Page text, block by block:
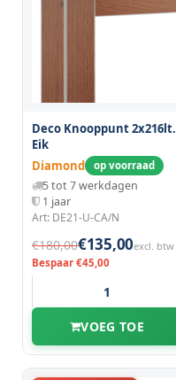
Deco Knooppunt 2x216lt.
Eik
Diamond
op voorraad
5 tot 7 werkdagen
1 jaar
Art: DE21-U-CA/N
€180,00€135,00excl. btw
Bespaar €45,00
VOEG TOE